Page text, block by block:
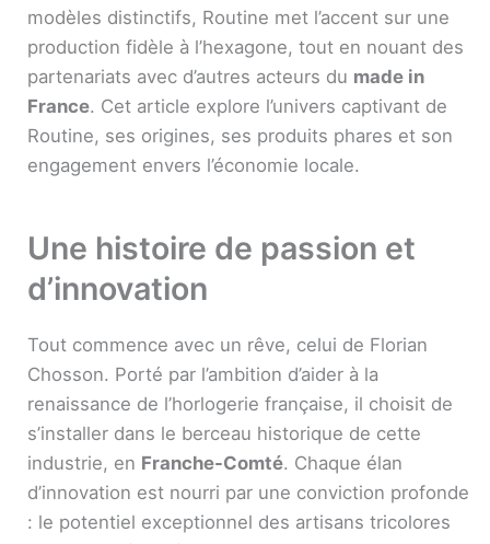
modèles distinctifs, Routine met l’accent sur une
production fidèle à l’hexagone, tout en nouant des
partenariats avec d’autres acteurs du made in
France. Cet article explore l’univers captivant de
Routine, ses origines, ses produits phares et son
engagement envers l’économie locale.
Une histoire de passion et
d’innovation
Tout commence avec un rêve, celui de Florian
Chosson. Porté par l’ambition d’aider à la
renaissance de l’horlogerie française, il choisit de
s’installer dans le berceau historique de cette
industrie, en Franche-Comté. Chaque élan
d’innovation est nourri par une conviction profonde
: le potentiel exceptionnel des artisans tricolores